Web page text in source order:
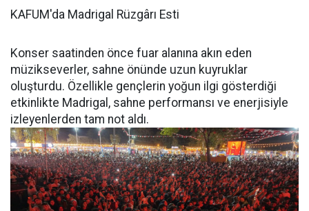
KAFUM'da Madrigal Rüzgârı Esti
Konser saatinden önce fuar alanına akın eden
müzikseverler, sahne önünde uzun kuyruklar
oluşturdu. Özellikle gençlerin yoğun ilgi gösterdiği
etkinlikte Madrigal, sahne performansı ve enerjisiyle
izleyenlerden tam not aldı.